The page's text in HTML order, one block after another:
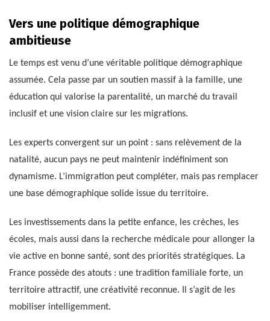
Vers une politique démographique
ambitieuse
Le temps est venu d’une véritable politique démographique
assumée. Cela passe par un soutien massif à la famille, une
éducation qui valorise la parentalité, un marché du travail
inclusif et une vision claire sur les migrations.
Les experts convergent sur un point : sans relèvement de la
natalité, aucun pays ne peut maintenir indéfiniment son
dynamisme. L’immigration peut compléter, mais pas remplacer
une base démographique solide issue du territoire.
Les investissements dans la petite enfance, les crèches, les
écoles, mais aussi dans la recherche médicale pour allonger la
vie active en bonne santé, sont des priorités stratégiques. La
France possède des atouts : une tradition familiale forte, un
territoire attractif, une créativité reconnue. Il s’agit de les
mobiliser intelligemment.